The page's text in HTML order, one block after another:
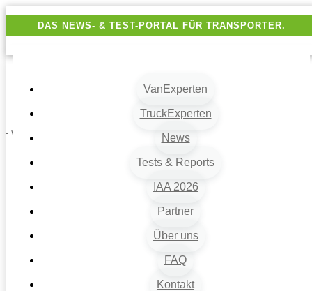
DAS NEWS- & TEST-PORTAL FÜR TRANSPORTER.
VanExperten
TruckExperten
News
Tests & Reports
IAA 2026
Partner
Über uns
FAQ
Kontakt
- Werbung -